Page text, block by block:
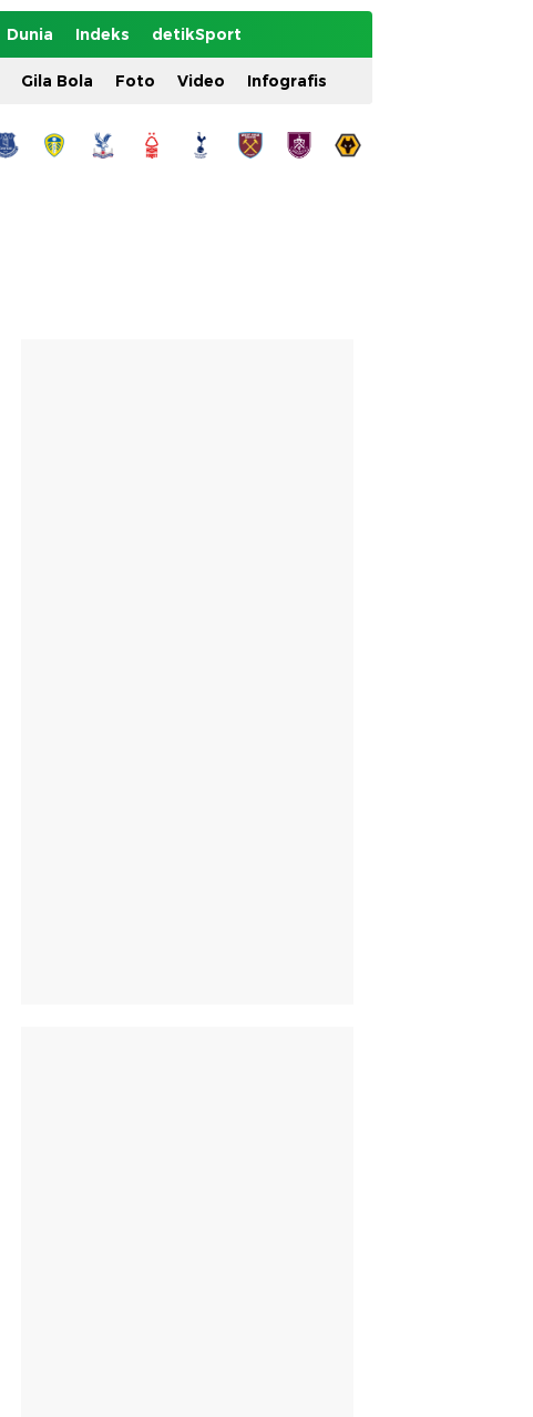
Dunia Indeks detikSport
Gila Bola Foto Video Infografis